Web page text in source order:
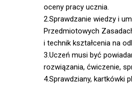
oceny pracy ucznia.
2.Sprawdzanie wiedzy i
Przedmiotowych
i technik kształcenia na
3.Uczeń musi być
rozwiązania, ćwiczenie,
4.Sprawdziany, kartkówki